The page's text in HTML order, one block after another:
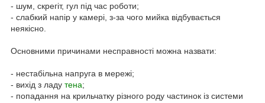
- шум, скрегіт, гул під час роботи;
- слабкий напір у камері, з-за чого мийка відбувається
неякісно.
Основними причинами несправності можна назвати:
- нестабільна напруга в мережі;
- вихід з ладу тена;
- попадання на крильчатку різного роду частинок із системи